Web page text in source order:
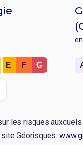
E F G
les risques
Géorisques: